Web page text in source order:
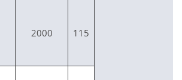
2000 115